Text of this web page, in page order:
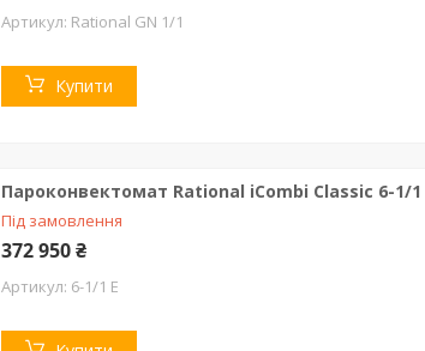
Rational GN 1/1
Купити
Пароконвектомат Rational iCombi Classic 6-1/1
Під замовлення
372 950 ₴
6-1/1 E